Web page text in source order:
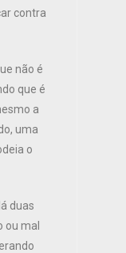
contra
não é
que é
a
uma
o
duas
ou mal